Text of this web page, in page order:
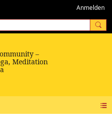
Anmelden